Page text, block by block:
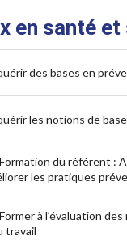
en santé
des bases en
les notions de
du référent :
les pratiques
à l’évaluation
travail